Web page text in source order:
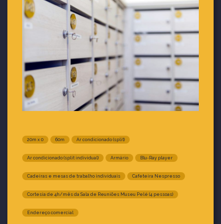
20m x 0 60m Ar condicionado (split)
Ar condicionado (split individual) Armário Blu-Ray player
Cadeiras e mesas de trabalho individuais Cafeteira Nespresso
Cortesia de 4h/mês da Sala de Reuniões Museu Pelé (4 pessoas)
Endereço comercial